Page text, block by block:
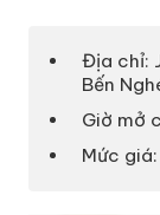
Địa chỉ:
Bến
Giờ mở
Mức